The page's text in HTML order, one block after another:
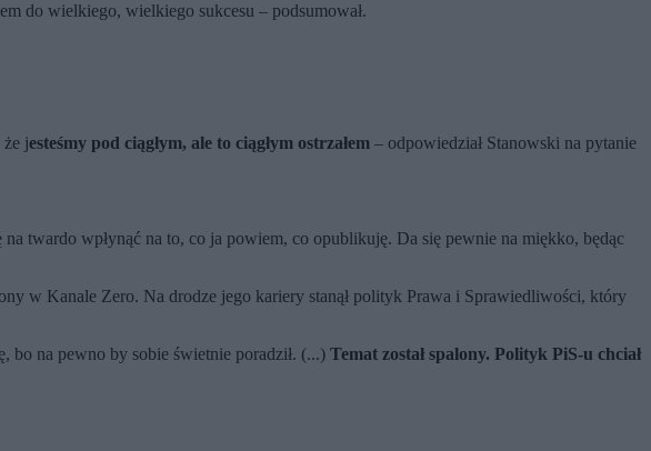
do wielkiego, wielkiego sukcesu – podsumował.
jesteśmy pod ciągłym, ale to ciągłym ostrzałem – odpowiedział Stanowski na pytanie
na twardo wpłynąć na to, co ja powiem, co opublikuję. Da się pewnie na miękko, będąc
w Kanale Zero. Na drodze jego kariery stanął polityk Prawa i Sprawiedliwości, który
bo na pewno by sobie świetnie poradził. (...) Temat został spalony. Polityk PiS-u chciał